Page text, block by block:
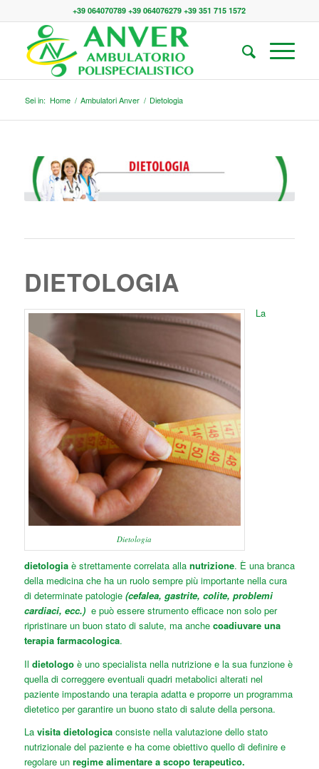
+39 064070789 +39 064076279 +39 351 715 1572
Sei in: Home / Ambulatori Anver / Dietologia
DIETOLOGIA
Dietologia
La
dietologiaè strettamente correlata alla nutrizione. È una branca
della medicina che ha un ruolo sempre più importante nella cura
di determinate patologie (cefalea, gastrite, colite, problemi
cardiaci, ecc.)e può essere strumento efficace non solo per
ripristinare un buon stato di salute, ma anche coadiuvare una
terapia farmacologica.
Il dietologoè uno specialista nella nutrizione e la sua funzione è
quella di correggere eventuali quadri metabolici alterati nel
paziente impostando una terapia adatta e proporre un programma
dietetico per garantire un buono stato di salute della persona.
La visita dietologicaconsiste nella valutazione dello stato
nutrizionale del paziente e ha come obiettivo quello di definire e
regolare un regime alimentare a scopo terapeutico.